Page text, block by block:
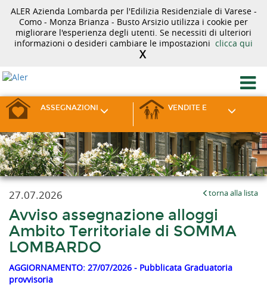
ALER Azienda Lombarda per l'Edilizia Residenziale di Varese -
Como - Monza Brianza - Busto Arsizio utilizza i cookie per
migliorare l'esperienza degli utenti. Se necessiti di ulteriori
informazioni o desideri cambiare le impostazioni clicca qui
X
ASSEGNAZIONI VENDITE E
27.07.2026 torna alla lista
Avviso assegnazione alloggi
Ambito Territoriale di SOMMA
LOMBARDO
AGGIORNAMENTO: 27/07/2026 - Pubblicata Graduatoria
provvisoria